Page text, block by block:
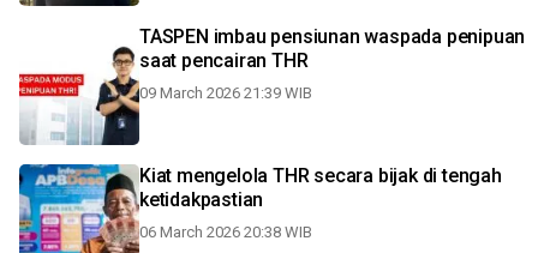
TASPEN imbau pensiunan waspada penipuan
saat pencairan THR
09 March 2026 21:39 WIB
Kiat mengelola THR secara bijak di tengah
ketidakpastian
06 March 2026 20:38 WIB